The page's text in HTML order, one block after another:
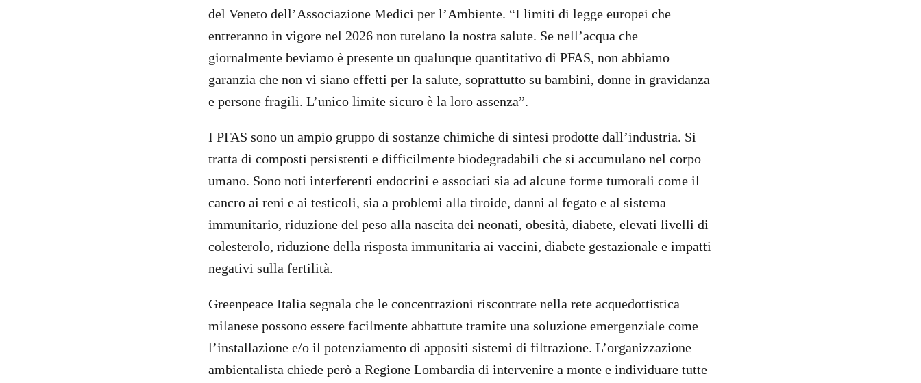
del Veneto dell’Associazione Medici per l’Ambiente. “I limiti di legge europei che
entreranno in vigore nel 2026 non tutelano la nostra salute. Se nell’acqua che
giornalmente beviamo è presente un qualunque quantitativo di PFAS, non abbiamo
garanzia che non vi siano effetti per la salute, soprattutto su bambini, donne in gravidanza
e persone fragili. L’unico limite sicuro è la loro assenza”.
I PFAS sono un ampio gruppo di sostanze chimiche di sintesi prodotte dall’industria. Si
tratta di composti persistenti e difficilmente biodegradabili che si accumulano nel corpo
umano. Sono noti interferenti endocrini e associati sia ad alcune forme tumorali come il
cancro ai reni e ai testicoli, sia a problemi alla tiroide, danni al fegato e al sistema
immunitario, riduzione del peso alla nascita dei neonati, obesità, diabete, elevati livelli di
colesterolo, riduzione della risposta immunitaria ai vaccini, diabete gestazionale e impatti
negativi sulla fertilità.
Greenpeace Italia segnala che le concentrazioni riscontrate nella rete acquedottistica
milanese possono essere facilmente abbattute tramite una soluzione emergenziale come
l’installazione e/o il potenziamento di appositi sistemi di filtrazione. L’organizzazione
ambientalista chiede però a Regione Lombardia di intervenire a monte e individuare tutte